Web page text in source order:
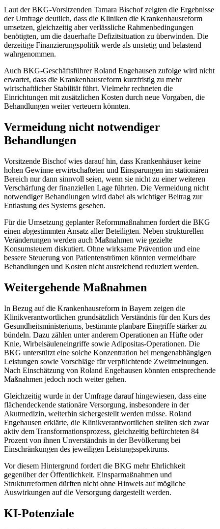
Laut der BKG-Vorsitzenden Tamara Bischof zeigten die Ergebnisse
der Umfrage deutlich, dass die Kliniken die Krankenhausreform
umsetzen, gleichzeitig aber verlässliche Rahmenbedingungen
benötigten, um die dauerhafte Defizitsituation zu überwinden. Die
derzeitige Finanzierungspolitik werde als unstetig und belastend
wahrgenommen.
Auch BKG-Geschäftsführer Roland Engehausen zufolge wird nicht
erwartet, dass die Krankenhausreform kurzfristig zu mehr
wirtschaftlicher Stabilität führt. Vielmehr rechneten die
Einrichtungen mit zusätzlichen Kosten durch neue Vorgaben, die
Behandlungen weiter verteuern könnten.
Vermeidung nicht notwendiger
Behandlungen
Vorsitzende Bischof wies darauf hin, dass Krankenhäuser keine
hohen Gewinne erwirtschafteten und Einsparungen im stationären
Bereich nur dann sinnvoll seien, wenn sie nicht zu einer weiteren
Verschärfung der finanziellen Lage führten. Die Vermeidung nicht
notwendiger Behandlungen wird dabei als wichtiger Beitrag zur
Entlastung des Systems gesehen.
Für die Umsetzung geplanter Reformmaßnahmen fordert die BKG
einen abgestimmten Ansatz aller Beteiligten. Neben strukturellen
Veränderungen werden auch Maßnahmen wie gezielte
Konsumsteuern diskutiert. Ohne wirksame Prävention und eine
bessere Steuerung von Patientenströmen könnten vermeidbare
Behandlungen und Kosten nicht ausreichend reduziert werden.
Weitergehende Maßnahmen
In Bezug auf die Krankenhausreform in Bayern zeigen die
Klinikverantwortlichen grundsätzlich Verständnis für den Kurs des
Gesundheitsministeriums, bestimmte planbare Eingriffe stärker zu
bündeln. Dazu zählen unter anderem Operationen an Hüfte oder
Knie, Wirbelsäuleneingriffe sowie Adipositas-Operationen. Die
BKG unterstützt eine solche Konzentration bei mengenabhängigen
Leistungen sowie Vorschläge für verpflichtende Zweitmeinungen.
Nach Einschätzung von Roland Engehausen könnten entsprechende
Maßnahmen jedoch noch weiter gehen.
Gleichzeitig wurde in der Umfrage darauf hingewiesen, dass eine
flächendeckende stationäre Versorgung, insbesondere in der
Akutmedizin, weiterhin sichergestellt werden müsse. Roland
Engehausen erklärte, die Klinikverantwortlichen stellten sich zwar
aktiv dem Transformationsprozess, gleichzeitig befürchteten 84
Prozent von ihnen Unverständnis in der Bevölkerung bei
Einschränkungen des jeweiligen Leistungsspektrums.
Vor diesem Hintergrund fordert die BKG mehr Ehrlichkeit
gegenüber der Öffentlichkeit. Einsparmaßnahmen und
Strukturreformen dürften nicht ohne Hinweis auf mögliche
Auswirkungen auf die Versorgung dargestellt werden.
KI-Potenziale